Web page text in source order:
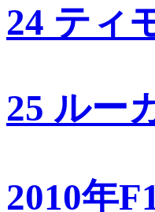
24 ティ
25 ルー
2010年